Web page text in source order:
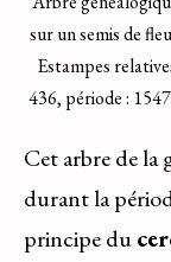
sur un semis de
Estampes
436, période :
Cet arbre de la
durant la
principe du